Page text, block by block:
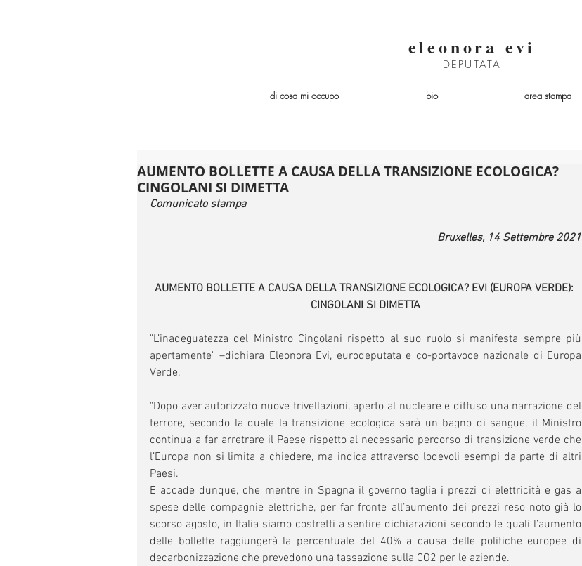
eleonora evi
DEPUTATA
di cosa mi occupo bio area stampa
AUMENTO BOLLETTE A CAUSA DELLA TRANSIZIONE ECOLOGICA?
CINGOLANI SI DIMETTA
Comunicato stampa
Bruxelles, 14 Settembre 2021
AUMENTO BOLLETTE A CAUSA DELLA TRANSIZIONE ECOLOGICA? EVI (EUROPA VERDE):
CINGOLANI SI DIMETTA
"L’inadeguatezza del Ministro Cingolani rispetto al suo ruolo si manifesta sempre più
apertamente" –dichiara Eleonora Evi, eurodeputata e co-portavoce nazionale di Europa
Verde.
"Dopo aver autorizzato nuove trivellazioni, aperto al nucleare e diffuso una narrazione del
terrore, secondo la quale la transizione ecologica sarà un bagno di sangue, il Ministro
continua a far arretrare il Paese rispetto al necessario percorso di transizione verde che
l’Europa non si limita a chiedere, ma indica attraverso lodevoli esempi da parte di altri
Paesi.
E accade dunque, che mentre in Spagna il governo taglia i prezzi di elettricità e gas a
spese delle compagnie elettriche, per far fronte all’aumento dei prezzi reso noto già lo
scorso agosto, in Italia siamo costretti a sentire dichiarazioni secondo le quali l’aumento
delle bollette raggiungerà la percentuale del 40% a causa delle politiche europee di
decarbonizzazione che prevedono una tassazione sulla CO2 per le aziende.